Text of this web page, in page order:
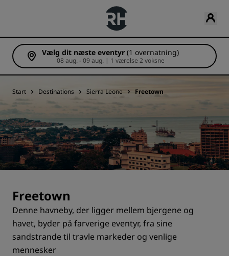
Vælg dit næste eventyr (1 overnatning)
08 aug. - 09 aug. | 1 værelse 2 voksne
Start Destinations Sierra Leone Freetown
Freetown
Denne havneby, der ligger mellem bjergene og
havet, byder på farverige eventyr, fra sine
sandstrande til travle markeder og venlige
mennesker